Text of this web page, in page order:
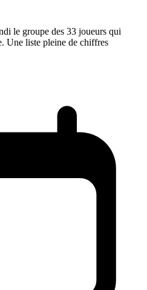
le groupe des 33 joueurs qui
Une liste pleine de chiffres